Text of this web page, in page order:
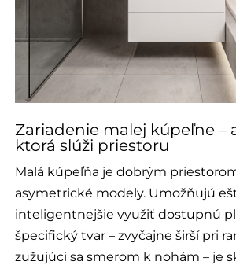
Zariadenie malej kúpeľne –
ktorá slúži priestoru
Malá kúpeľňa je dobrým
asymetrické modely. Umožňujú
inteligentnejšie využiť dostupnú
špecifický tvar – zvyčajne širší pri
zužujúci sa smerom k nohám – je